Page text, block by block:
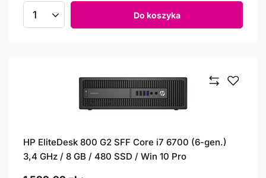
Ilość produktów Do koszyka
HP EliteDesk 800 G2 SFF Core i7 6700 (6-gen.)
3,4 GHz / 8 GB / 480 SSD / Win 10 Pro